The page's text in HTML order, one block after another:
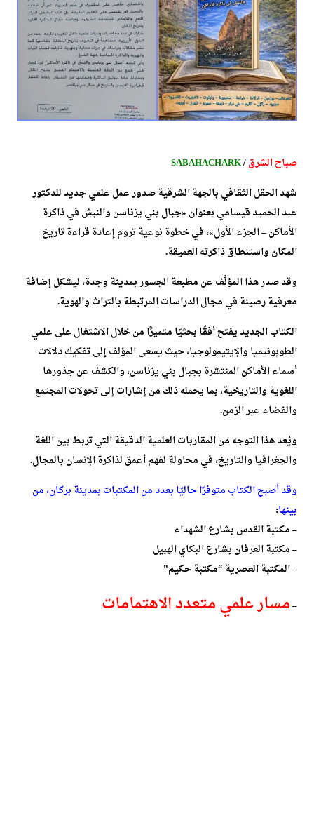
صباح الشرق/
SABAHACHARK
شهد الحقل الثقافي بالجهة الشرقية صدور عمل علمي جديد للدكتور
عبد الحميد قيسامي بعنوان «جبال بني يزناسن والنبش في ذاكرة
الأماكن – الجزء الأول»، في خطوة نوعية تروم إعادة قراءة تاريخ
المكان واستنطاق ذاكرته العميقة.
وقد صدر هذا المؤلَّف عن مطبعة الجسور بمدينة وجدة، ليشكل إضافة
معرفية رصينة في مجال الدراسات المرتبطة بالتراث والهوية.
الكتاب الجديد يفتح أفقًا بحثيًا متميزًا من خلال الاشتغال على علمي
الطوبونيميا والإيتيمولوجيا، حيث يسعى المؤلف إلى تفكيك دلالات
أسماء الأماكن المنتشرة بجبال بني يزناسن، والكشف عن جذورها
اللغوية والتاريخية، بما يحمله ذلك من إشارات إلى تحولات المجتمع
والفضاء عبر الزمن.
ويُعد هذا التوجه من المقاربات العلمية الدقيقة التي تربط بين اللغة
والجغرافيا والتاريخ، في محاولة لفهم أعمق لذاكرة الإنسان بالمجال.
وقد أصبح الكتاب متوفرًا حاليًا بعدد من المكتبات بمدينة بركان، من
بينها:
– مكتبة القدس بشارع الشهداء
– مكتبة العرفان بشارع البكاي الهبيل
– المكتبة العصرية “مكتبة حكيم”
–مسار علمي متعدد الاهتمامات